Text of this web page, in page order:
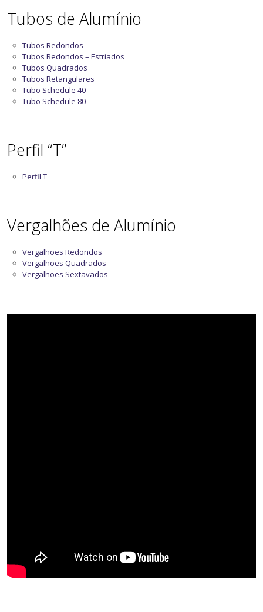
Tubos de Alumínio
Tubos Redondos
Tubos Redondos – Estriados
Tubos Quadrados
Tubos Retangulares
Tubo Schedule 40
Tubo Schedule 80
Perfil “T”
Perfil T
Vergalhões de Alumínio
Vergalhões Redondos
Vergalhões Quadrados
Vergalhões Sextavados